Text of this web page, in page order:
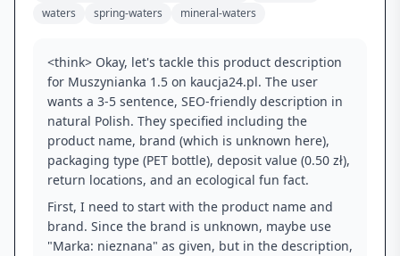
waters
spring-waters mineral-waters
<think> Okay, let's tackle this product description
for Muszynianka 1.5 on kaucja24.pl. The user
wants a 3-5 sentence, SEO-friendly description in
natural Polish. They specified including the
product name, brand (which is unknown here),
packaging type (PET bottle), deposit value (0.50 zł),
return locations, and an ecological fun fact.
First, I need to start with the product name and
brand. Since the brand is unknown, maybe use
"Marka: nieznana" as given, but in the description,